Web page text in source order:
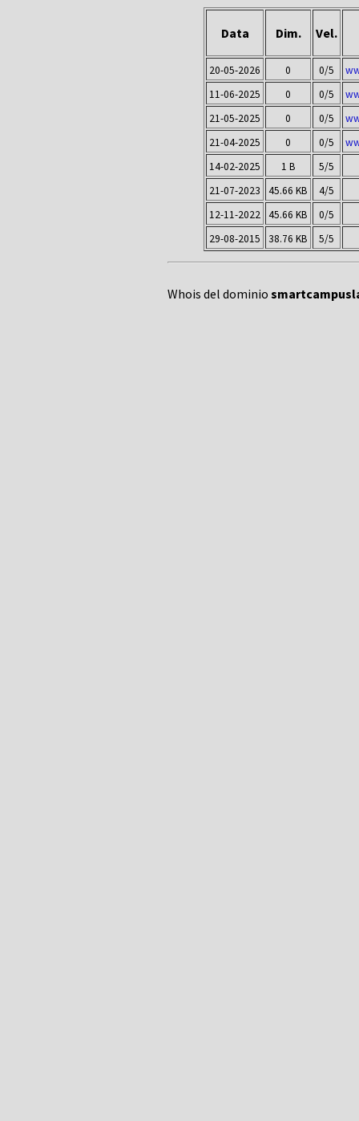
Data Dim. Vel.
20-05-2026 0 0/5
11-06-2025
0 0/5
21-05-2025
0 0/5
21-04-2025
0 0/5
14-02-2025
1 B
5/5
21-07-2023
45.66 KB
4/5
12-11-2022 45.66 KB
0/5
29-08-2015
38.76 KB 5/5
Whois del dominio